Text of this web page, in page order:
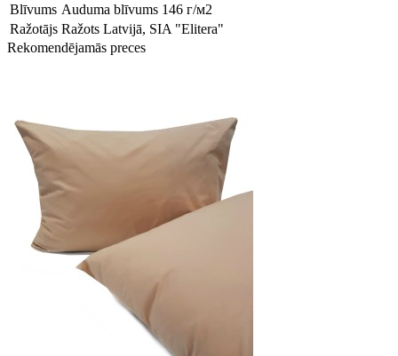
Blīvums Auduma blīvums 146 г/м2
Ražotājs Ražots Latvijā, SIA "Elitera"
Rekomendējamās preces